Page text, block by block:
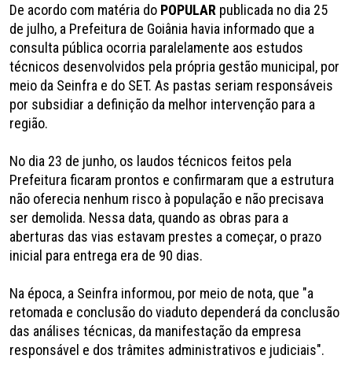
De acordo com matéria do POPULAR publicada no dia 25
de julho, a Prefeitura de Goiânia havia informado que a
consulta pública ocorria paralelamente aos estudos
técnicos desenvolvidos pela própria gestão municipal, por
meio da Seinfra e do SET. As pastas seriam responsáveis
por subsidiar a definição da melhor intervenção para a
região.
No dia 23 de junho, os laudos técnicos feitos pela
Prefeitura ficaram prontos e confirmaram que a estrutura
não oferecia nenhum risco à população e não precisava
ser demolida. Nessa data, quando as obras para a
aberturas das vias estavam prestes a começar, o prazo
inicial para entrega era de 90 dias.
Na época, a Seinfra informou, por meio de nota, que "a
retomada e conclusão do viaduto dependerá da conclusão
das análises técnicas, da manifestação da empresa
responsável e dos trâmites administrativos e judiciais".